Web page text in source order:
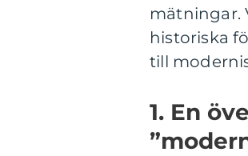
mätningar.
historiska
till
1. En